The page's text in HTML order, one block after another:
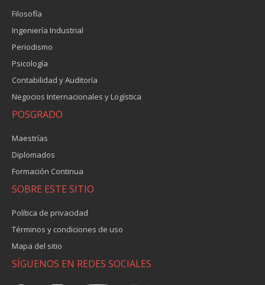
Filosofía
Ingeniería Industrial
Periodismo
Psicología
Contabilidad y Auditoría
Negocios Internacionales y Logística
POSGRADO
Maestrías
Diplomados
Formación Continua
SOBRE ESTE SITIO
Política de privacidad
Términos y condiciones de uso
Mapa del sitio
SÍGUENOS EN REDES SOCIALES